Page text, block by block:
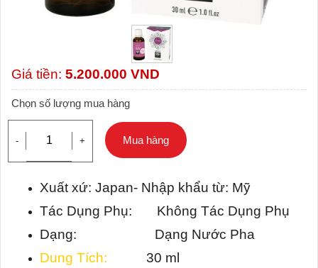
Giá tiền: 5.200.000 VND
Chọn số lượng mua hàng
- + Mua hàng
Xuất xứ: Japan- Nhập khẩu từ: Mỹ
Tác Dụng Phụ: Không Tác Dụng Phụ
Dạng: Dạng Nước Pha
Dung Tích:
30 ml